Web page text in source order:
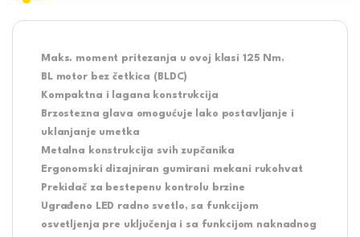
Maks. moment pritezanja u ovoj klasi 125 Nm.
BL motor bez četkica (BLDC)
Kompaktna i lagana konstrukcija
Brzostezna glava omogućuje lako postavljanje i
uklanjanje umetka
Metalna konstrukcija svih zupčanika
Ergonomski dizajniran gumirani mekani rukohvat
Prekidač za bestepenu kontrolu brzine
Ugrađeno LED radno svetlo, sa funkcijom
osvetljenja pre uključenja i sa funkcijom naknadnog